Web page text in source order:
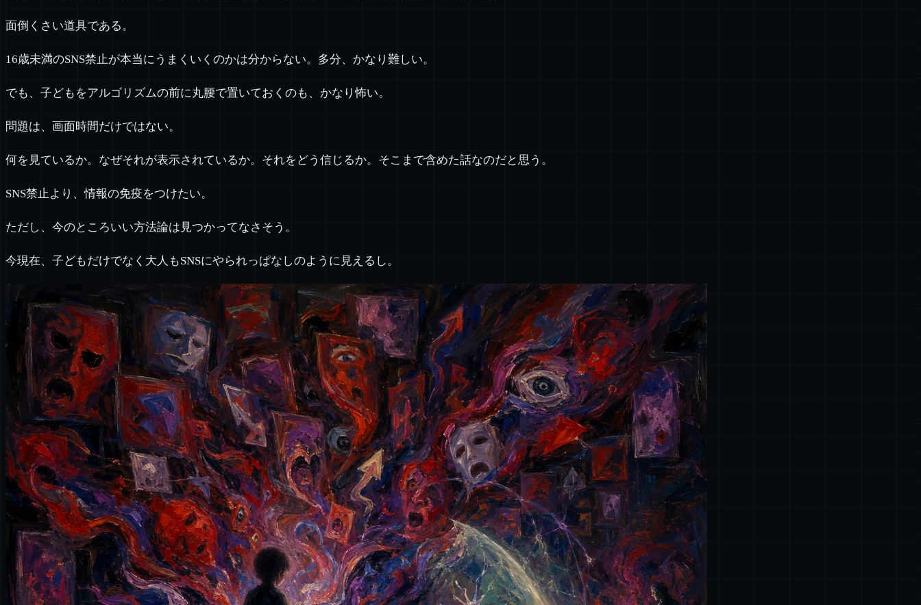
面倒くさい道具である。
16歳未満のSNS禁止が本当にうまくいくのかは分からない。多分、かなり難しい。
でも、子どもをアルゴリズムの前に丸腰で置いておくのも、かなり怖い。
問題は、画面時間だけではない。
何を見ているか。なぜそれが表示されているか。それをどう信じるか。そこまで含めた話なのだと思う。
SNS禁止より、情報の免疫をつけたい。
ただし、今のところいい方法論は見つかってなさそう。
今現在、子どもだけでなく大人もSNSにやられっぱなしのように見えるし。